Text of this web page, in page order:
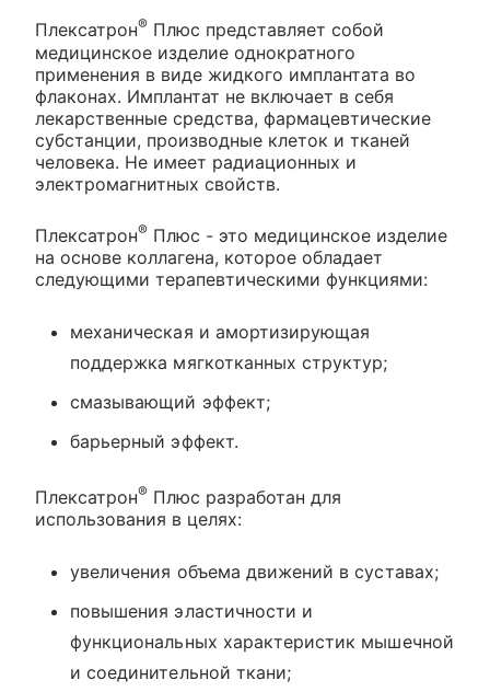
Плексатрон® Плюс представляет собой
медицинское изделие однократного
применения в виде жидкого имплантата во
флаконах. Имплантат не включает в себя
лекарственные средства, фармацевтические
субстанции, производные клеток и тканей
человека. Не имеет радиационных и
электромагнитных свойств.
Плексатрон® Плюс - это медицинское изделие
на основе коллагена, которое обладает
следующими терапевтическими функциями:
механическая и амортизирующая
поддержка мягкотканных структур;
смазывающий эффект;
барьерный эффект.
Плексатрон® Плюс разработан для
использования в целях:
увеличения объема движений в суставах;
повышения эластичности и
функциональных характеристик мышечной
и соединительной ткани;